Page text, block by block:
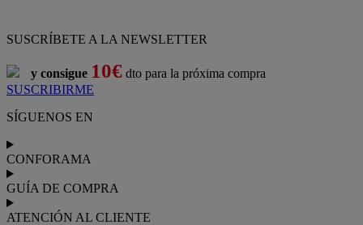
SUSCRÍBETE A LA NEWSLETTER
y consigue 10€ dto para la próxima compra
SUSCRIBIRME
SÍGUENOS EN
CONFORAMA
GUÍA DE COMPRA
ATENCIÓN AL CLIENTE